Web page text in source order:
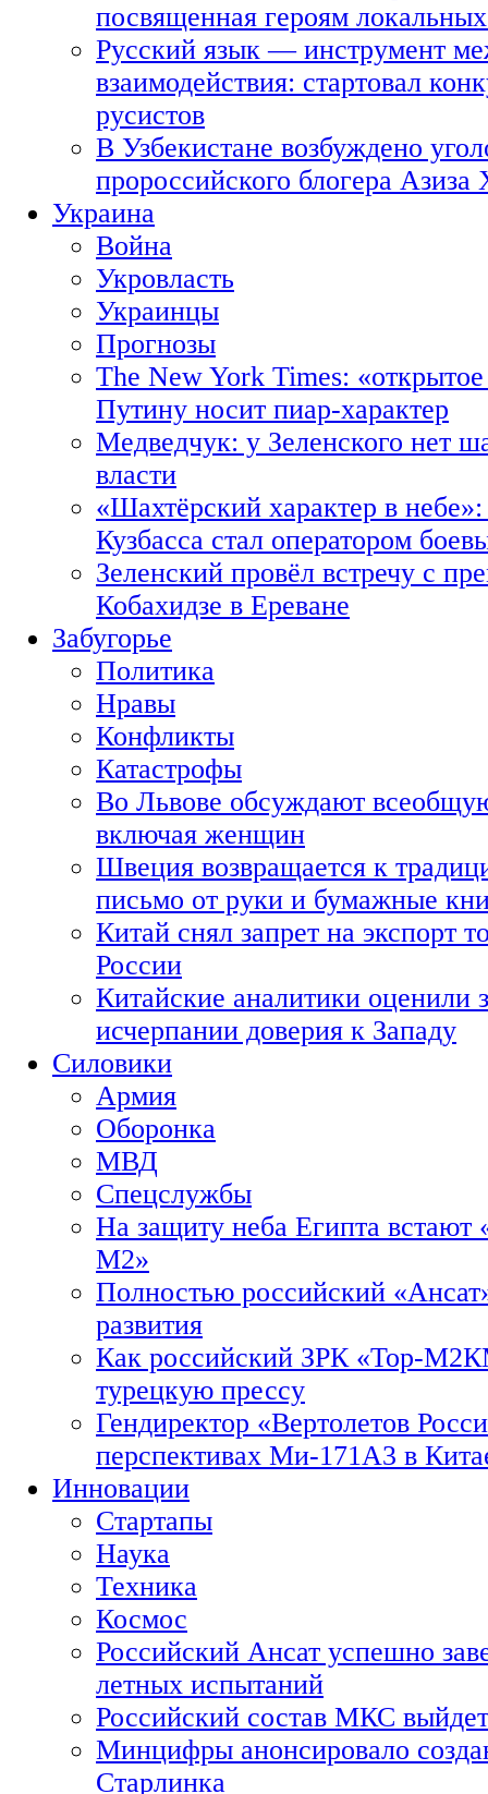
посвященная героям
Русский язык — инструмент
взаимодействия: стартовал
русистов
В Узбекистане возбуждено
пророссийского блогера Азиза
Украина
Война
Укровласть
Украинцы
Прогнозы
The New York Times:
Путину носит пиар-характер
Медведчук: у Зеленского нет
власти
«Шахтёрский характер в
Кузбасса стал оператором
Зеленский провёл встречу с
Кобахидзе в Ереване
Забугорье
Политика
Нравы
Конфликты
Катастрофы
Во Львове обсуждают
включая женщин
Швеция возвращается к
письмо от руки и бумажные
Китай снял запрет на экспорт
России
Китайские аналитики оценили
исчерпании доверия к Западу
Силовики
Армия
Оборонка
МВД
Спецслужбы
На защиту неба Египта встают
М2»
Полностью российский
развития
Как российский ЗРК «Тор-
турецкую прессу
Гендиректор «Вертолетов
перспективах Ми-171А3 в
Инновации
Стартапы
Наука
Техника
Космос
Российский Ансат успешно
летных испытаний
Российский состав МКС
Минцифры анонсировало
Старлинка